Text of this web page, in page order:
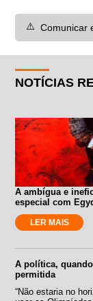
⚠️ Comunicar
NOTÍCIAS
A ambígua e
especial com
LER MAIS
A política,
permitida
“Não estaria no